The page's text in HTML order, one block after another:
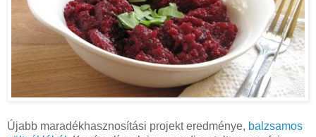
Újabb maradékhasznosítási projekt eredménye, balzsamos